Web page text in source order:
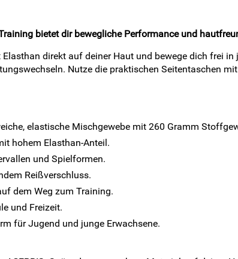
bietet dir bewegliche Performance und
direkt auf deiner Haut und bewege dich frei in
Nutze die praktischen Seitentaschen
elastische Mischgewebe mit 260 Gramm
hohem Elasthan-Anteil.
und Spielformen.
Reißverschluss.
dem Weg zum Training.
und Freizeit.
für Jugend und junge Erwachsene.